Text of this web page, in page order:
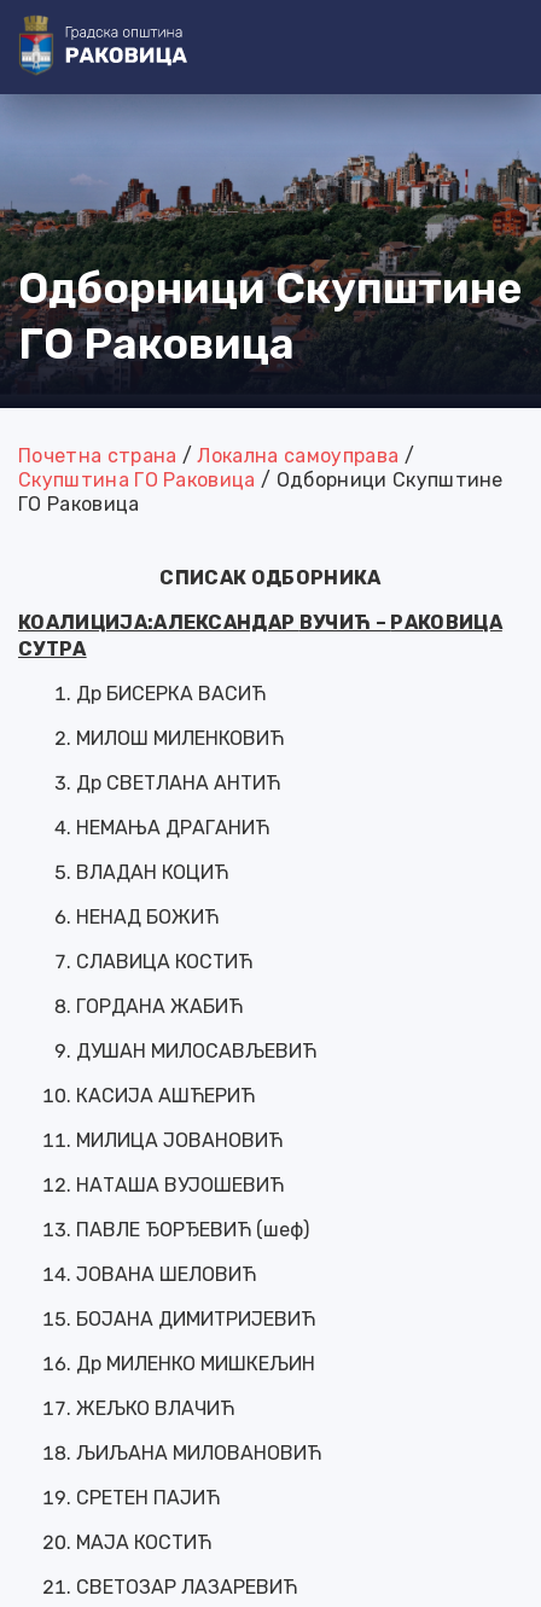
@=[3-0]=@@=[4-0]=@ @=[4-1]=@ @=[4-2]=@ @=[4-3]=@
@=[4-4]=@@=[4-5]=@
Одборници Скупштине
ГО Раковица
Почетна страна /Локална самоуправа /
Скупштина ГО Раковица / Одборници Скупштине
ГО Раковица
СПИСАК ОДБОРНИКА
КОАЛИЦИЈА:АЛЕКСАНДАР ВУЧИЋ – РАКОВИЦА
СУТРА
Др БИСЕРКА ВАСИЋ
МИЛОШ МИЛЕНКОВИЋ
Др СВЕТЛАНА АНТИЋ
НЕМАЊА ДРАГАНИЋ
ВЛАДАН КОЦИЋ
НЕНАД БОЖИЋ
СЛАВИЦА КОСТИЋ
ГОРДАНА ЖАБИЋ
ДУШАН МИЛОСАВЉЕВИЋ
КАСИЈА АШЋЕРИЋ
МИЛИЦА ЈОВАНОВИЋ
НАТАША ВУЈОШЕВИЋ
ПАВЛЕ ЂОРЂЕВИЋ (шеф)
ЈОВАНА ШЕЛОВИЋ
БОЈАНА ДИМИТРИЈЕВИЋ
Др МИЛЕНКО МИШКЕЉИН
ЖЕЉКО ВЛАЧИЋ
ЉИЉАНА МИЛОВАНОВИЋ
СРЕТЕН ПАЈИЋ
МАЈА КОСТИЋ
СВЕТОЗАР ЛАЗАРЕВИЋ